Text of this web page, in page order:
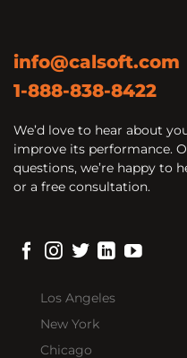
info@calsoft.com
1-888-838-8422
We’d love to hear about
improve its performance.
questions, we’re happy to
or a free consultation.
Los Angeles
New York
Chicago